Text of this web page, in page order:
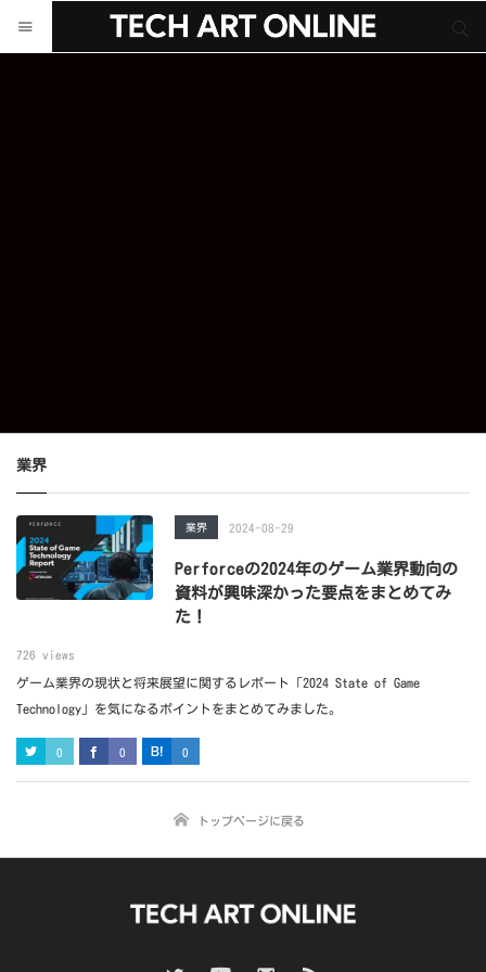
業界
業界 2024-08-29
Perforceの2024年のゲーム業界動向の
資料が興味深かった要点をまとめてみ
た！
726 views
ゲーム業界の現状と将来展望に関するレポート「2024 State of Game
Technology」を気になるポイントをまとめてみました。
0 0 0
トップページに戻る